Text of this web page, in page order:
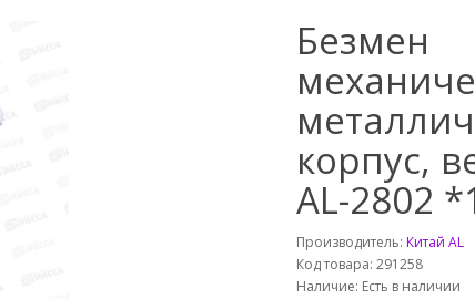
Безмен
корпус,
AL-2802
Производитель: Китай AL
Код товара: 291258
Наличие: Есть в наличии